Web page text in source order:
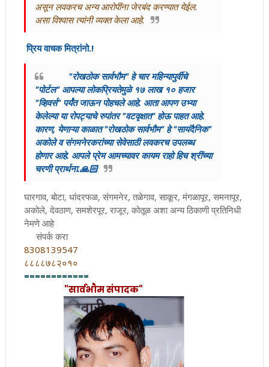
असून लवकरच अन्य आरोपींना जेरबंद करण्यात येईल.
असा विश्वास त्यांनी व्यक्त केला आहे.
प्रिय वाचक मित्रांनो.!
"रोखठोक सार्वभौम" हे चार महिन्यापुर्वीचे
"पोर्टल" आपल्या लोकप्रियतेमुळे १७ लाख १० हजार
"व्हिवर्स" पर्यंत जाऊन पोहचले आहे. आता आपण उभ्या
केलेल्या या रोपट्याचे रुपांतर "वटवृक्षात" होऊ पाहत आहे.
कारण, येणाऱ्या काळात "रोखठोक सार्वभौम" हे "सायंदैनिक"
अकोले व संगमनेरकरांच्या सेवेसाठी लवकरच उपलब्ध
होणार आहे. आपले प्रेम आमच्यावर कायम राहो हिच श्रींच्या
चरणी प्रार्थना.🙏🏻
घारगाव, बोटा, धांदरफळ, संगमनेर, तळेगाव, साकूर, मंगळापूर, समनापूर,
अकोले, देवठाण, समशेरपूर, राजूर, कोतूळ अशा अन्य ठिकाणी प्रतिनिधी
नेमणे आहे
संपर्क करा
8308139547
८८८८७८२०१०
============
"सार्वभाैम संपादक"